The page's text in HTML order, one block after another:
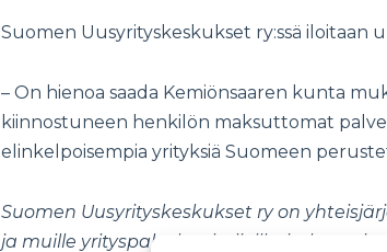
Suomen Uusyrityskeskukset ry:ssä iloitaan
– On hienoa saada Kemiönsaaren kunta
kiinnostuneen henkilön maksuttomat
elinkelpoisempia yrityksiä Suomeen
Suomen Uusyrityskeskukset ry on
ja muille yrityspalvelutoimijoille, jotka